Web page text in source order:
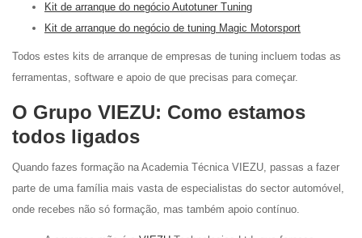
Kit de arranque do negócio Autotuner Tuning
Kit de arranque do negócio de tuning Magic Motorsport
Todos estes kits de arranque de empresas de tuning incluem todas as
ferramentas, software e apoio de que precisas para começar.
O Grupo VIEZU: Como estamos
todos ligados
Quando fazes formação na Academia Técnica VIEZU, passas a fazer
parte de uma família mais vasta de especialistas do sector automóvel,
onde recebes não só formação, mas também apoio contínuo.